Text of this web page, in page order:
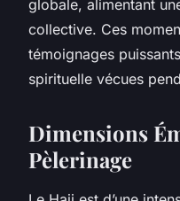
globale, alimentant
collective. Ces
témoignages
spirituelle vécues
Dimensions
Pèlerinage